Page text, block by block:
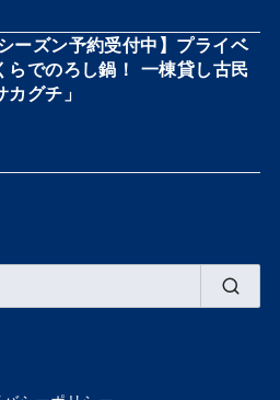
ーズン予約受付中】プライベ
らでのろし鍋！ 一棟貸し古民
グチ」